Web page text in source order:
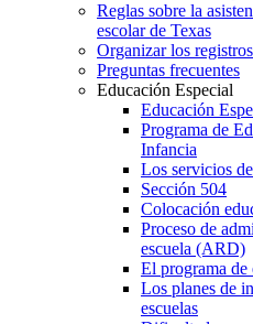
Reglas sobre la
escolar de Texas
Organizar los
Preguntas frecuentes
Educación Especial
Educación
Programa de
Infancia
Los servicios
Sección 504
Colocación
Proceso de
escuela (ARD)
El programa
Los planes de
escuelas